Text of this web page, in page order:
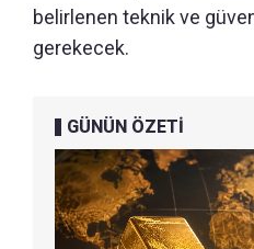
belirlenen teknik ve
gerekecek.
GÜNÜN ÖZETİ